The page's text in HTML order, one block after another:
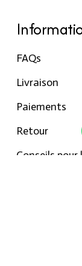
FAQs
Livraison
Paiements
Retour
Conseils pour